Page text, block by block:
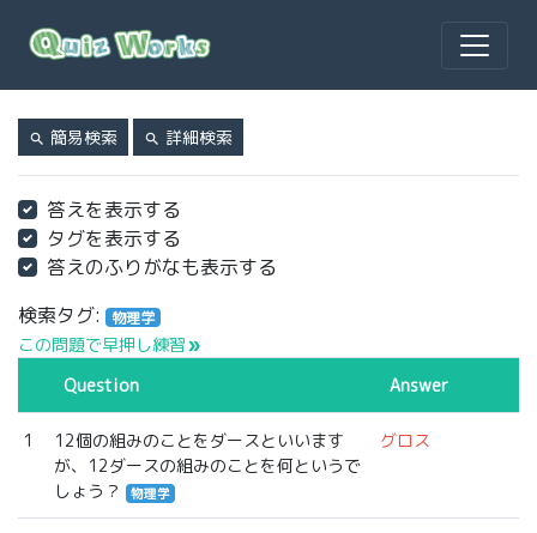
search 簡易検索 search 詳細検索
答えを表示する
タグを表示する
答えのふりがなも表示する
検索タグ:
物理学
この問題で早押し練習 double_arrow
Question Answer
1
12個の組みのことをダースといいます
が、12ダースの組みのことを何というで
しょう？
物理学
グロス